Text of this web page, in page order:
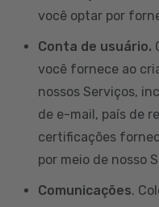
você optar por
Conta de usuário.
você fornece ao
nossos Serviços,
de e-mail, país de
certificações
por meio de nosso
Comunicações.